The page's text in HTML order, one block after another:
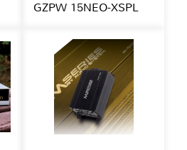
GZPW 15NEO-XSPL